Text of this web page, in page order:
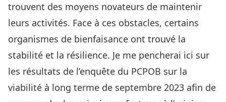
trouvent des moyens novateurs de maintenir
leurs activités. Face à ces obstacles, certains
organismes de bienfaisance ont trouvé la
stabilité et la résilience. Je me pencherai ici sur
les résultats de l’enquête du PCPOB sur la
viabilité à long terme de septembre 2023 afin de